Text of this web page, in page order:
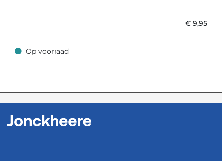
€ 9,95
Op voorraad
Op voorraad